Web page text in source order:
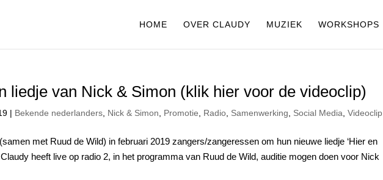
HOME OVER CLAUDY MUZIEK WORKSHOPS
liedje van Nick & Simon (klik hier voor de videoclip)
| Bekende nederlanders Nick & Simon Promotie Radio Samenwerking Social Media ,Videoclip
met Ruud de Wild) in februari 2019 zangers/zangeressen om hun nieuwe liedje ‘Hier en
heeft live op radio 2, in het programma van Ruud de Wild, auditie mogen doen voor Nick